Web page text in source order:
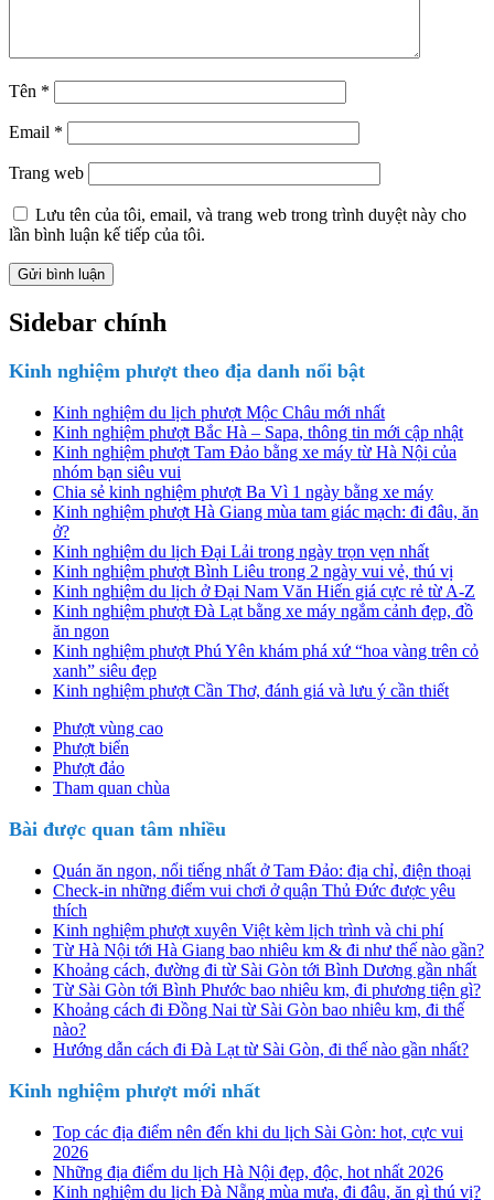
Tên *
Email *
Trang web
Lưu tên của tôi, email, và trang web trong trình duyệt này cho
lần bình luận kế tiếp của tôi.
Sidebar chính
Kinh nghiệm phượt theo địa danh nổi bật
Kinh nghiệm du lịch phượt Mộc Châu mới nhất
Kinh nghiệm phượt Bắc Hà – Sapa, thông tin mới cập nhật
Kinh nghiệm phượt Tam Đảo bằng xe máy từ Hà Nội của
nhóm bạn siêu vui
Chia sẻ kinh nghiệm phượt Ba Vì 1 ngày bằng xe máy
Kinh nghiệm phượt Hà Giang mùa tam giác mạch: đi đâu, ăn
ở?
Kinh nghiệm du lịch Đại Lải trong ngày trọn vẹn nhất
Kinh nghiệm phượt Bình Liêu trong 2 ngày vui vẻ, thú vị
Kinh nghiệm du lịch ở Đại Nam Văn Hiến giá cực rẻ từ A-Z
Kinh nghiệm phượt Đà Lạt bằng xe máy ngắm cảnh đẹp, đồ
ăn ngon
Kinh nghiệm phượt Phú Yên khám phá xứ “hoa vàng trên cỏ
xanh” siêu đẹp
Kinh nghiệm phượt Cần Thơ, đánh giá và lưu ý cần thiết
Phượt vùng cao
Phượt biển
Phượt đảo
Tham quan chùa
Bài được quan tâm nhiều
Quán ăn ngon, nổi tiếng nhất ở Tam Đảo: địa chỉ, điện thoại
Check-in những điểm vui chơi ở quận Thủ Đức được yêu
thích
Kinh nghiệm phượt xuyên Việt kèm lịch trình và chi phí
Từ Hà Nội tới Hà Giang bao nhiêu km & đi như thế nào gần?
Khoảng cách, đường đi từ Sài Gòn tới Bình Dương gần nhất
Từ Sài Gòn tới Bình Phước bao nhiêu km, đi phương tiện gì?
Khoảng cách đi Đồng Nai từ Sài Gòn bao nhiêu km, đi thế
nào?
Hướng dẫn cách đi Đà Lạt từ Sài Gòn, đi thế nào gần nhất?
Kinh nghiệm phượt mới nhất
Top các địa điểm nên đến khi du lịch Sài Gòn: hot, cực vui
2026
Những địa điểm du lịch Hà Nội đẹp, độc, hot nhất 2026
Kinh nghiệm du lịch Đà Nẵng mùa mưa, đi đâu, ăn gì thú vị?